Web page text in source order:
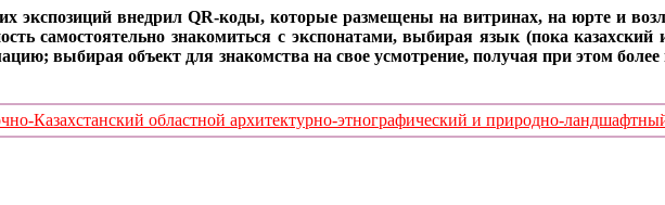
экспозиций внедрил QR-коды, которые размещены на витринах, на юрте и
самостоятельно знакомиться с экспонатами, выбирая язык (пока
выбирая объект для знакомства на свое усмотрение, получая при этом
областной архитектурно-этнографический и природно-